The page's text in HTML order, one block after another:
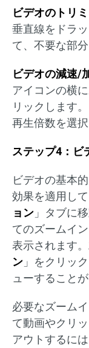
ビデオのトリ
垂直線をドラ
て、不要な部
ビデオの減速/
アイコンの横
リックします
再生倍数を選択
ステップ4：ビ
ビデオの基本
効果を適用し
ョン 」タブに
てのズームイ
表示されます
ン 」をクリッ
ューすることが
必要なズーム
て動画やクリ
アウトするに